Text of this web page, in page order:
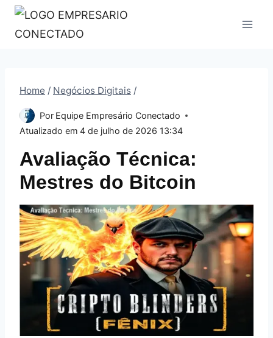
Pular
para
Home / Negócios Digitais /
Por Equipe Empresário Conectado
Atualizado em 4 de julho de 2026 13:34
Avaliação Técnica:
Mestres do Bitcoin